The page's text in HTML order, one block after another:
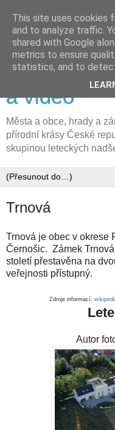
FLyFOTO
a video
Města a obce, hrady a
přírodní krásy České
skupinou leteckých
Trnová
Trnová je obec v okrese
Černošic. Zámek
století přestavěna na
veřejnosti přístupný.
Zdroje informací:
Autor
This site uses cookies
and to analyze traffic.
shared with Google
metrics to ensure
statistics, and to